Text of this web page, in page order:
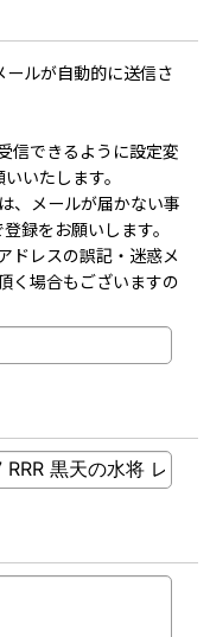
ルが自動的に送信さ
できるように設定変
いたします。
、メールが届かない事
録をお願いします。
ドレスの誤記・迷惑メ
く場合もございますの